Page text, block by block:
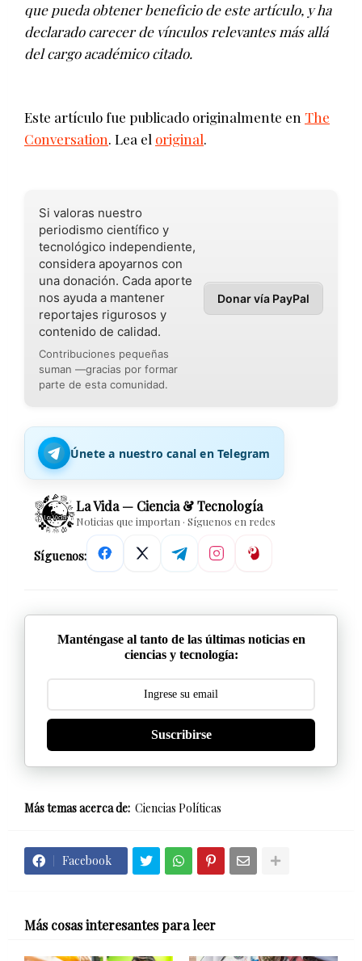
que pueda obtener beneficio de este artículo, y ha
declarado carecer de vínculos relevantes más allá
del cargo académico citado.
Este artículo fue publicado originalmente en The
Conversation. Lea el original.
Si valoras nuestro
periodismo científico y
tecnológico independiente,
considera apoyarnos con
una donación. Cada aporte
nos ayuda a mantener
reportajes rigurosos y
contenido de calidad.
Contribuciones pequeñas
suman —gracias por formar
parte de esta comunidad.
Donar vía PayPal
Únete a nuestro canal en Telegram
La Vida — Ciencia & Tecnología
Noticias que importan · Síguenos en redes
Síguenos:
Manténgase al tanto de las últimas noticias en
ciencias y tecnología:
Suscribirse
Más temas acerca de: Ciencias Políticas
Facebook
Más cosas interesantes para leer